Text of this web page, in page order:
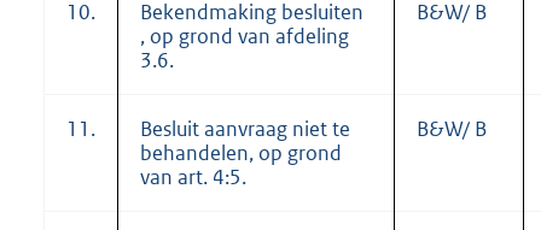
10.
Bekendmaking besluiten
, op grond van afdeling
3.6.
B&W/ B
11.
Besluit aanvraag niet te
behandelen, op grond
van art. 4:5.
B&W/ B